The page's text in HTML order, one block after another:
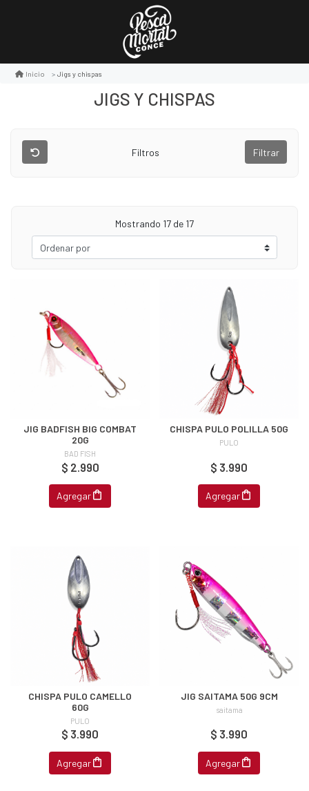
Inicio Jigs y chispas
JIGS Y CHISPAS
Filtros Filtrar
Mostrando 17 de 17
JIG BADFISH BIG COMBAT
20G
BAD FISH
$ 2.990
Agregar
CHISPA PULO POLILLA 50G
PULO
$ 3.990
Agregar
CHISPA PULO CAMELLO
60G
PULO
$ 3.990
Agregar
JIG SAITAMA 50G 9CM
saitama
$ 3.990
Agregar